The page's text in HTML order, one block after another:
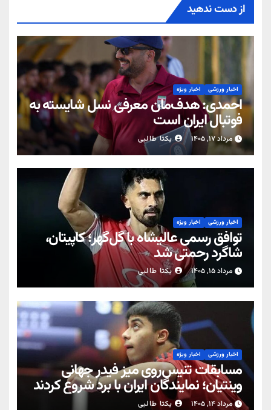
از دست ندهید
اخبار ورزشی اخبار ویژه
احمدی: هدف‌مان معرفی نسل شایسته به
فوتبال ایران است
مرداد ۱۷, ۱۴۰۵ یکتا طالبی
اخبار ورزشی اخبار ویژه
توافق رسمی عالیشاه با گل‌گهر؛ کاپیتان،
شاگرد رحمتی شد
مرداد ۱۵, ۱۴۰۵ یکتا طالبی
اخبار ورزشی اخبار ویژه
مسابقات تنیس‌روی میز فیدر جهانی
وینتیان؛ نمایندگان ایران با برد شروع کردند
مرداد ۱۴, ۱۴۰۵ یکتا طالبی